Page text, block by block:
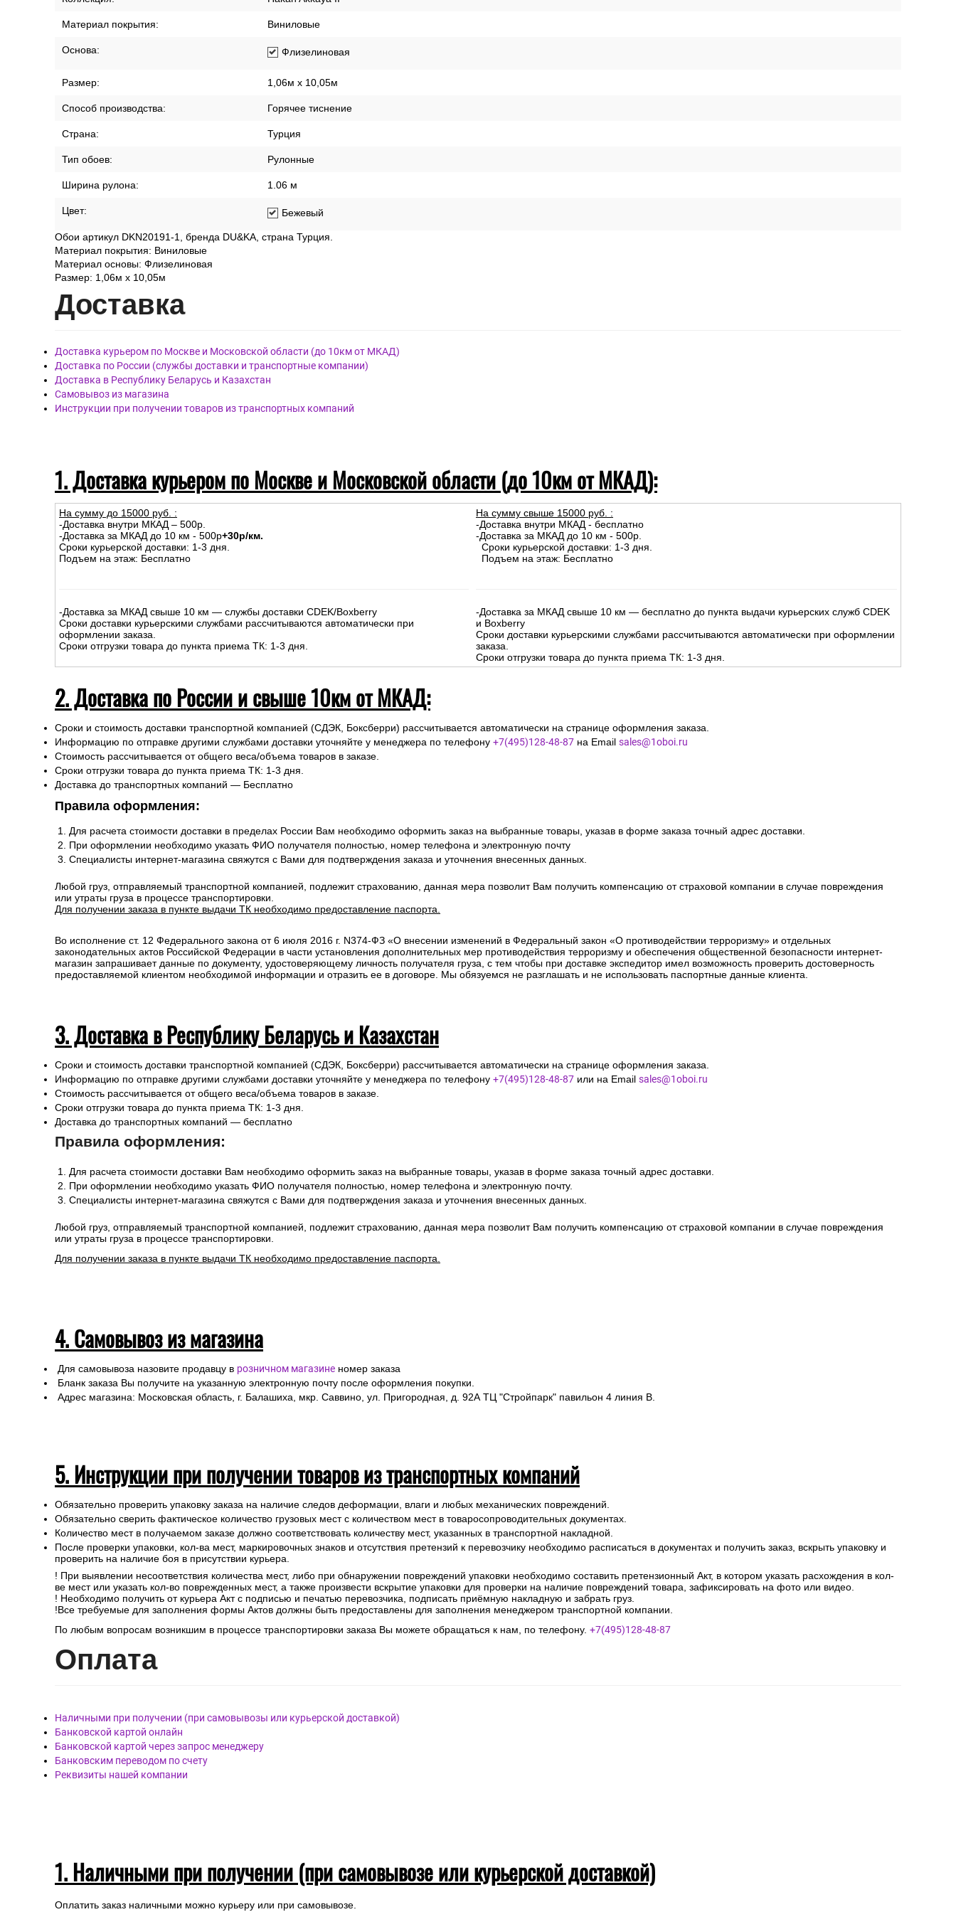
Материал покрытия: Виниловые
Основа: Флизелиновая
Размер: 1,06м х 10,05м
Способ производства: Горячее тиснение
Страна: Турция
Тип обоев: Рулонные
Ширина рулона: 1.06 м
Цвет: Бежевый
Обои артикул DKN20191-1, бренда DU&KA, страна Турция.
Материал покрытия: Виниловые
Материал основы: Флизелиновая
Размер: 1,06м х 10,05м
Доставка
Доставка курьером по Москве и Московской области (до 10км от МКАД)
Доставка по России (службы доставки и транспортные компании)
Доставка в Республику Беларусь и Казахстан
Самовывоз из магазина
Инструкции при получении товаров из транспортных компаний
1. Доставка курьером по Москве и Московской области (до 10км от МКАД):
На сумму до 15000 руб. :
-Доставка внутри МКАД – 500р.
-Доставка за МКАД до 10 км - 500р+30р/км.
Сроки курьерской доставки: 1-3 дня.
Подъем на этаж: Бесплатно
-Доставка за МКАД свыше 10 км — службы доставки CDEK/Boxberry
Сроки доставки курьерскими службами рассчитываются автоматически при
оформлении заказа.
Сроки отгрузки товара до пункта приема ТК: 1-3 дня.
На сумму свыше 15000 руб. :
-Доставка внутри МКАД - бесплатно
-Доставка за МКАД до 10 км - 500р.
Сроки курьерской доставки: 1-3 дня.
Подъем на этаж: Бесплатно
-Доставка за МКАД свыше 10 км — бесплатно до пункта выдачи курьерских служб CDEK
и Boxberry
Сроки доставки курьерскими службами рассчитываются автоматически при оформлении
заказа.
Сроки отгрузки товара до пункта приема ТК: 1-3 дня.
2. Доставка по России и свыше 10км от МКАД:
Сроки и стоимость доставки транспортной компанией (СДЭК, Боксберри) рассчитывается автоматически на странице оформления заказа.
Информацию по отправке другими службами доставки уточняйте у менеджера по телефону +7(495)128-48-87 на Email sales@1oboi.ru
Стоимость рассчитывается от общего веса/объема товаров в заказе.
Сроки отгрузки товара до пункта приема ТК: 1-3 дня.
Доставка до транспортных компаний — Бесплатно
Правила оформления:
Для расчета стоимости доставки в пределах России Вам необходимо оформить заказ на выбранные товары, указав в форме заказа точный адрес доставки.
При оформлении необходимо указать ФИО получателя полностью, номер телефона и электронную почту
Специалисты интернет-магазина свяжутся с Вами для подтверждения заказа и уточнения внесенных данных.
Любой груз, отправляемый транспортной компанией, подлежит страхованию, данная мера позволит Вам получить компенсацию от страховой компании в случае повреждения
или утраты груза в процессе транспортировки.
Для получении заказа в пункте выдачи ТК необходимо предоставление паспорта.
Во исполнение ст. 12 Федерального закона от 6 июля 2016 г. N374-ФЗ «О внесении изменений в Федеральный закон «О противодействии терроризму» и отдельных
законодательных актов Российской Федерации в части установления дополнительных мер противодействия терроризму и обеспечения общественной безопасности интернет-
магазин запрашивает данные по документу, удостоверяющему личность получателя груза, с тем чтобы при доставке экспедитор имел возможность проверить достоверность
предоставляемой клиентом необходимой информации и отразить ее в договоре. Мы обязуемся не разглашать и не использовать паспортные данные клиента.
3. Доставка в Республику Беларусь и Казахстан
Сроки и стоимость доставки транспортной компанией (СДЭК, Боксберри) рассчитывается автоматически на странице оформления заказа.
Информацию по отправке другими службами доставки уточняйте у менеджера по телефону +7(495)128-48-87 или на Email sales@1oboi.ru
Стоимость рассчитывается от общего веса/объема товаров в заказе.
Сроки отгрузки товара до пункта приема ТК: 1-3 дня.
Доставка до транспортных компаний — бесплатно
Правила оформления:
Для расчета стоимости доставки Вам необходимо оформить заказ на выбранные товары, указав в форме заказа точный адрес доставки.
При оформлении необходимо указать ФИО получателя полностью, номер телефона и электронную почту.
Специалисты интернет-магазина свяжутся с Вами для подтверждения заказа и уточнения внесенных данных.
Любой груз, отправляемый транспортной компанией, подлежит страхованию, данная мера позволит Вам получить компенсацию от страховой компании в случае повреждения
или утраты груза в процессе транспортировки.
Для получении заказа в пункте выдачи ТК необходимо предоставление паспорта.
4. Самовывоз из магазина
Для самовывоза назовите продавцу в розничном магазине номер заказа
Бланк заказа Вы получите на указанную электронную почту после оформления покупки.
Адрес магазина: Московская область, г. Балашиха, мкр. Саввино, ул. Пригородная, д. 92А ТЦ "Стройпарк" павильон 4 линия В.
5. Инструкции при получении товаров из транспортных компаний
Обязательно проверить упаковку заказа на наличие следов деформации, влаги и любых механических повреждений.
Обязательно сверить фактическое количество грузовых мест с количеством мест в товаросопроводительных документах.
Количество мест в получаемом заказе должно соответствовать количеству мест, указанных в транспортной накладной.
После проверки упаковки, кол-ва мест, маркировочных знаков и отсутствия претензий к перевозчику необходимо расписаться в документах и получить заказ, вскрыть упаковку и
проверить на наличие боя в присутствии курьера.
! При выявлении несоответствия количества мест, либо при обнаружении повреждений упаковки необходимо составить претензионный Акт, в котором указать расхождения в кол-
ве мест или указать кол-во поврежденных мест, а также произвести вскрытие упаковки для проверки на наличие повреждений товара, зафиксировать на фото или видео.
! Необходимо получить от курьера Акт с подписью и печатью перевозчика, подписать приёмную накладную и забрать груз.
!Все требуемые для заполнения формы Актов должны быть предоставлены для заполнения менеджером транспортной компании.
По любым вопросам возникшим в процессе транспортировки заказа Вы можете обращаться к нам, по телефону. +7(495)128-48-87
Оплата
Наличными при получении (при самовывозы или курьерской доставкой)
Банковской картой онлайн
Банковской картой через запрос менеджеру
Банковским переводом по счету
Реквизиты нашей компании
1. Наличными при получении (при самовывозе или курьерской доставкой)
Оплатить заказ наличными можно курьеру или при самовывозе.